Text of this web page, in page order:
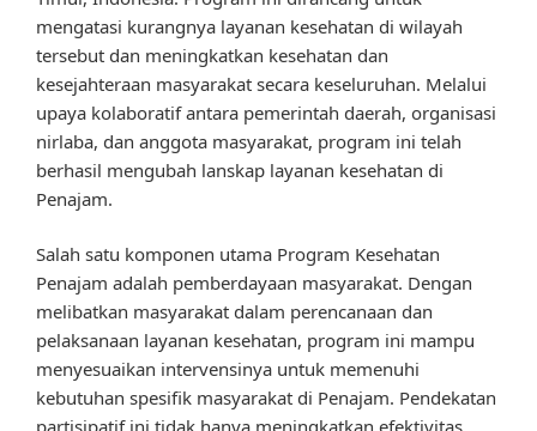
mengatasi kurangnya layanan kesehatan di wilayah
tersebut dan meningkatkan kesehatan dan
kesejahteraan masyarakat secara keseluruhan. Melalui
upaya kolaboratif antara pemerintah daerah, organisasi
nirlaba, dan anggota masyarakat, program ini telah
berhasil mengubah lanskap layanan kesehatan di
Penajam.
Salah satu komponen utama Program Kesehatan
Penajam adalah pemberdayaan masyarakat. Dengan
melibatkan masyarakat dalam perencanaan dan
pelaksanaan layanan kesehatan, program ini mampu
menyesuaikan intervensinya untuk memenuhi
kebutuhan spesifik masyarakat di Penajam. Pendekatan